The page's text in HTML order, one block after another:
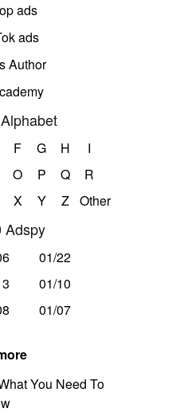
ads
ads
Author
F G H
I
O P Q
R
X Y Z Other
Adspy
01/22
01/10
01/07
You Need To